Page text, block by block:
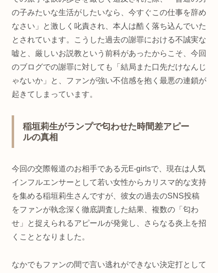
の子みたいな生活がしたいなら、今すぐこの仕事を辞め
なさい」と激しく叱責され、本人は酷く落ち込んでいた
とされています。こうした過去の謝罪における不誠実な
嘘と、厳しいお説教という前科があったからこそ、今回
のブログでの謝罪に対しても「結局また口先だけなんじ
ゃないか」と、ファンが強い不信感を抱く最悪の連鎖が
起きてしまっています。
稲垣莉生がランプで匂わせた時間差アピー
ルの真相
今回の交際報道のお相手である元E-girlsで、現在は人気
インフルエンサーとして若い女性からカリスマ的な支持
を集める稲垣莉生さんですが、彼女の過去のSNS投稿
をファンが執念深く徹底調査した結果、複数の「匂わ
せ」と捉えられるアピールが発覚し、さらなる炎上を招
くこととなりました。
なかでもファンの間で言い逃れができない決定打として